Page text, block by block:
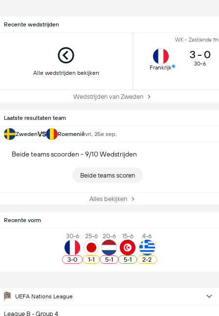
Recente wedstrijden
Alle wedstrijden bekijken
WK - Zestiende
Frankrijk
3 - 0
30-6
Wedstrijden van Zweden
Recente vorm
30-6
3-0
25-6
1-1
20-6
5-1
15-6
5-1
4-6
2-2
UEFA Nations League
League B - Group 4
Laatste resultaten team
ZwedenVS Roemeniëvri, 25e sep.
Beide teams scoorden - 9/10 Wedstrijden
Beide teams scoren
Alles bekijken